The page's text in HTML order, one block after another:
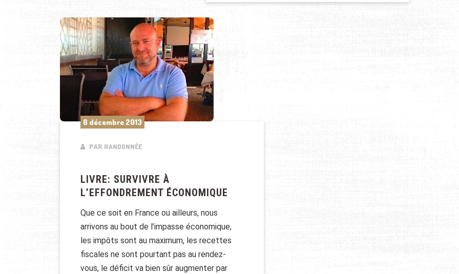
6 décembre 2013
PAR RANDONNÉE
LIVRE: SURVIVRE À
L’EFFONDREMENT ÉCONOMIQUE
Que ce soit en France ou ailleurs, nous
arrivons au bout de l’impasse économique,
les impôts sont au maximum, les recettes
fiscales ne sont pourtant pas au rendez-
vous, le déficit va bien sûr augmenter par